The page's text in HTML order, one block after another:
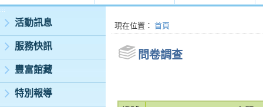
:::
活動訊息
服務快訊
豐富館藏
特別報導
:::現在位置 ： 首頁
問卷調查